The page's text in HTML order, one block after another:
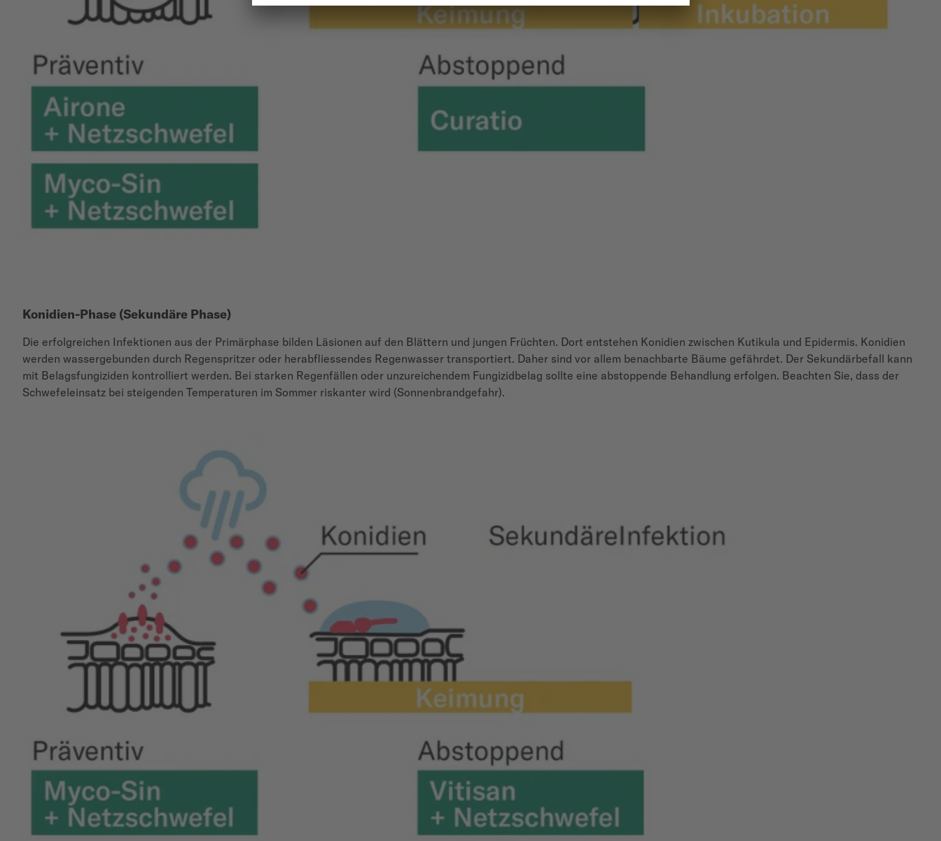
Konidien-Phase (Sekundäre Phase)
Die erfolgreichen Infektionen aus der Primärphase bilden Läsionen auf den Blättern und jungen Früchten. Dort entstehen Konidien zwischen Kutikula und Epidermis. Konidien
werden wassergebunden durch Regenspritzer oder herabfliessendes Regenwasser transportiert. Daher sind vor allem benachbarte Bäume gefährdet. Der Sekundärbefall kann
mit Belagsfungiziden kontrolliert werden. Bei starken Regenfällen oder unzureichendem Fungizidbelag sollte eine abstoppende Behandlung erfolgen. Beachten Sie, dass der
Schwefeleinsatz bei steigenden Temperaturen im Sommer riskanter wird (Sonnenbrandgefahr).